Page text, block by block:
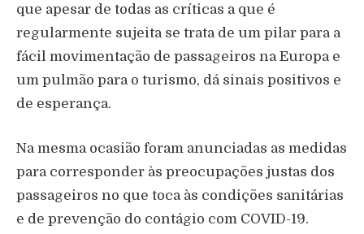
que apesar de todas as críticas a que é
regularmente sujeita se trata de um pilar para a
fácil movimentação de passageiros na Europa e
um pulmão para o turismo, dá sinais positivos e
de esperança.
Na mesma ocasião foram anunciadas as medidas
para corresponder às preocupações justas dos
passageiros no que toca às condições sanitárias
e de prevenção do contágio com COVID-19.